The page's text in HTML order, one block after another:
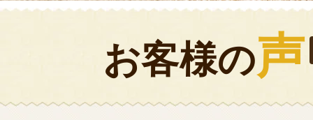
お客様の声